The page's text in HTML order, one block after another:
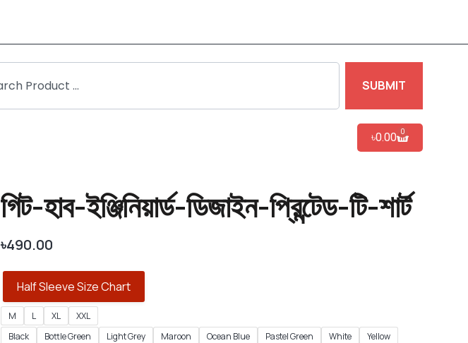
SUBMIT
৳0.00 0
গিট-হাব-ইঞ্জিনিয়ার্ড-ডিজাইন-প্রিন্টেড-টি-শার্ট
৳490.00
Half Sleeve Size Chart
M L XL
XXL
Black
Bottle Green Light Grey Maroon Ocean Blue Pastel Green White Yellow